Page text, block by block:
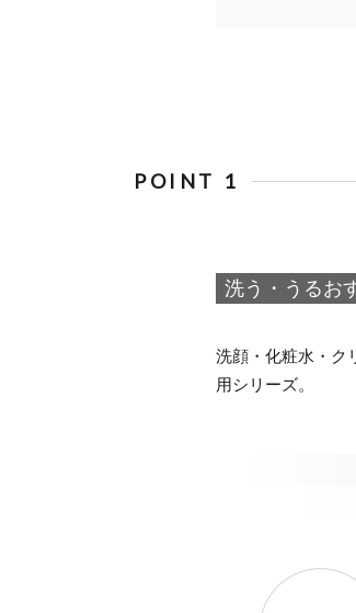
POINT 1
洗う・うるお
洗顔・化粧水・ク
用シリーズ。